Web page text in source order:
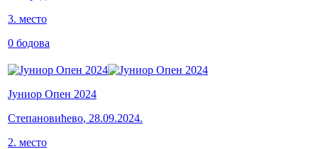
3. место
0 бодова
Јуниор Опен 2024
Степановићево, 28.09.2024.
2. место